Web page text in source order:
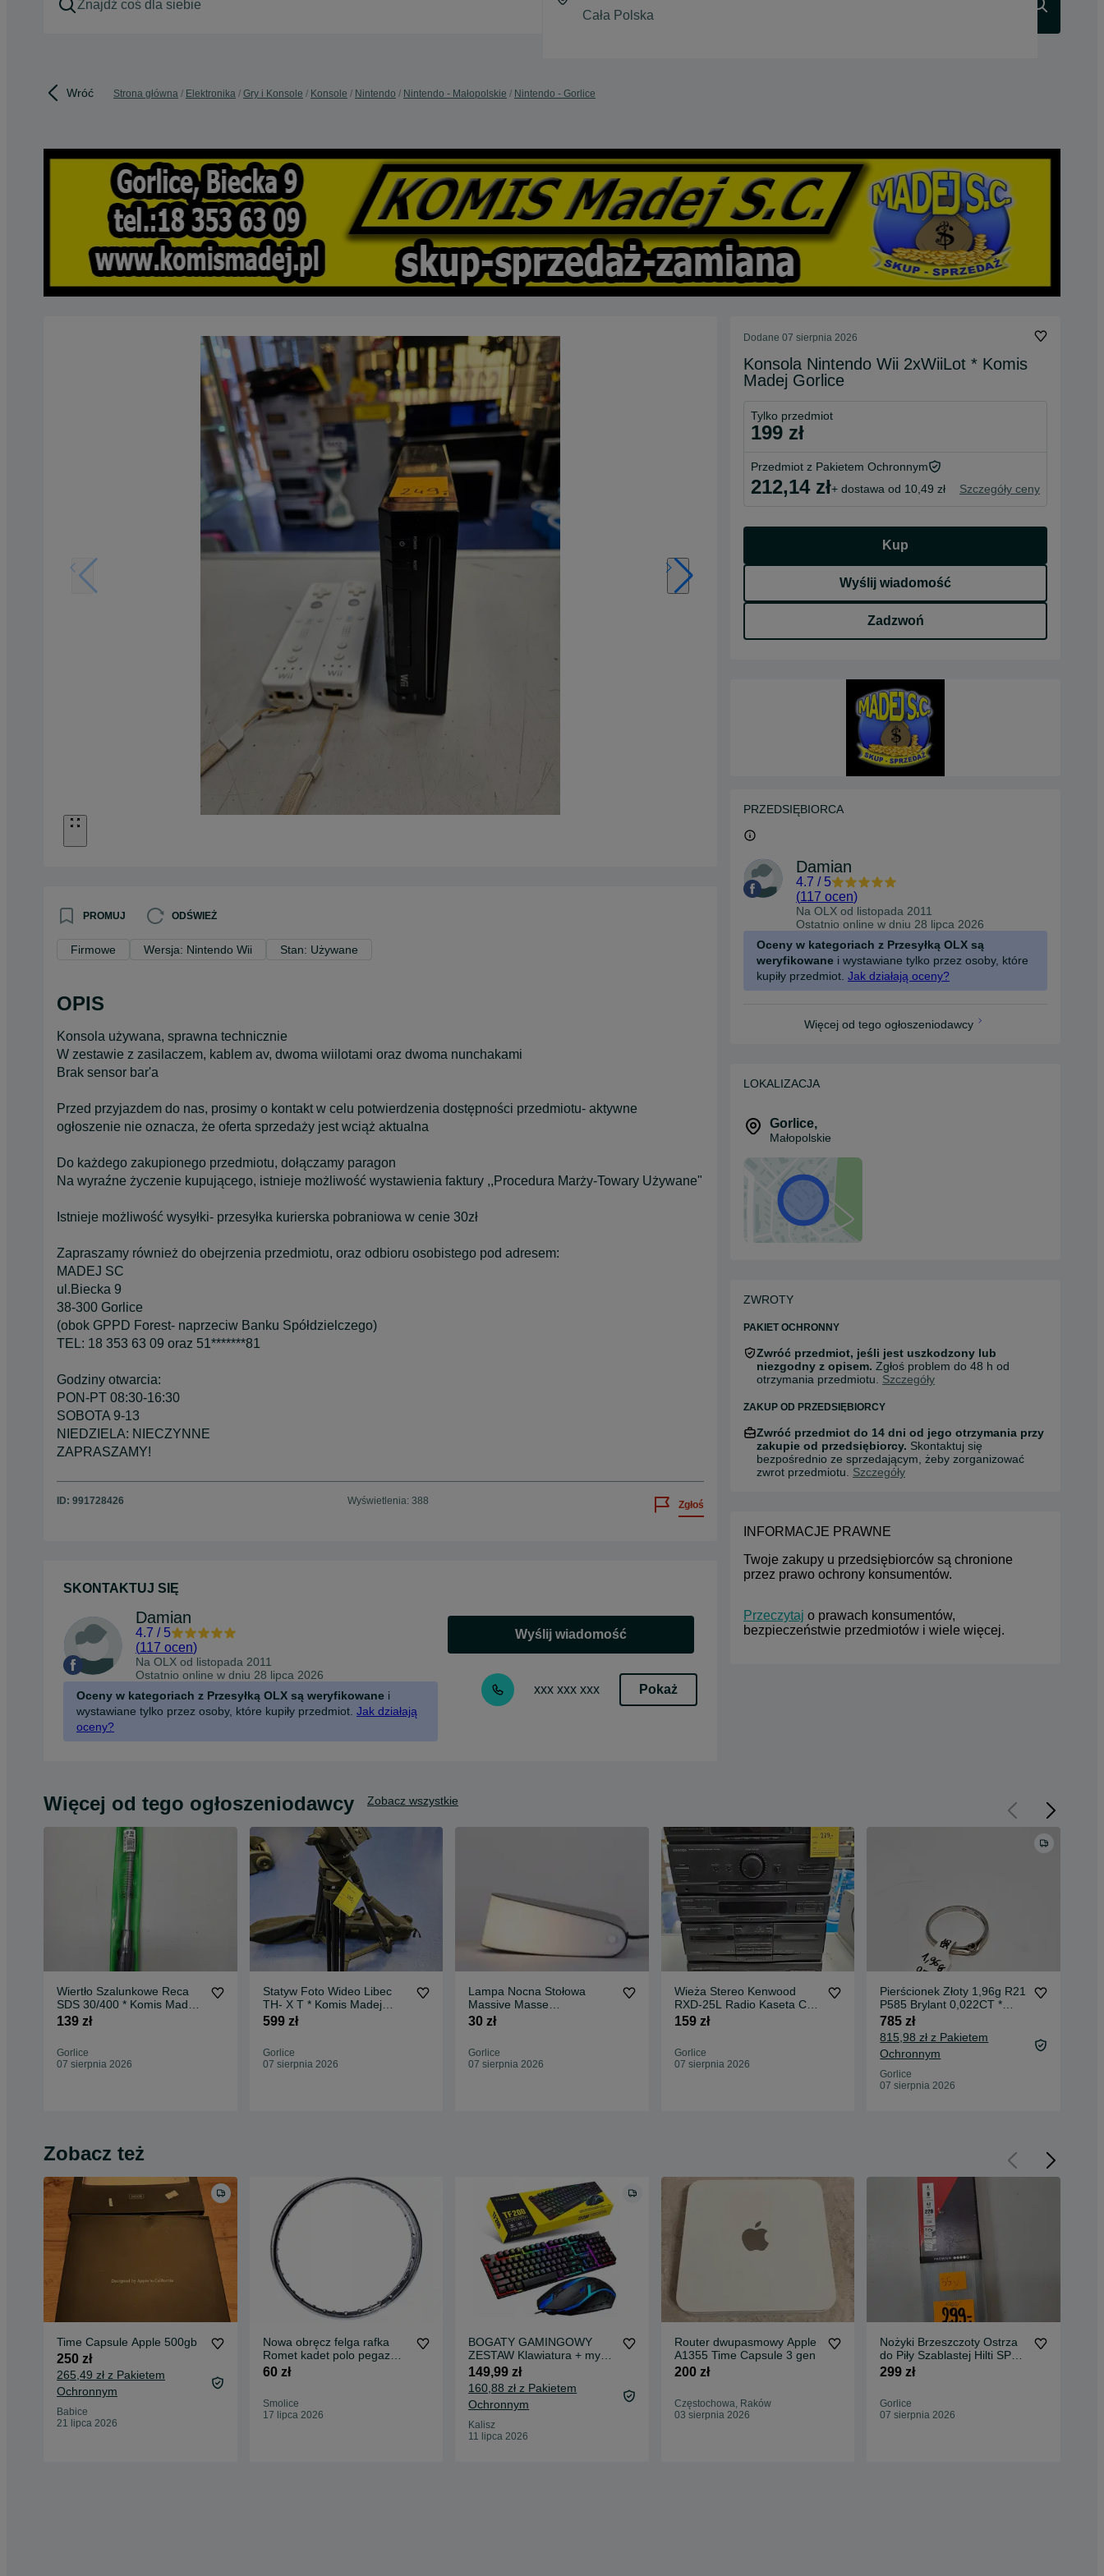
Wróć Strona główna Elektronika Gry i Konsole Konsole Nintendo Nintendo - Małopolskie Nintendo - Gorlice
PROMUJ ODŚWIEŻ
Firmowe Wersja: Nintendo Wii Stan: Używane
OPIS
Konsola używana, sprawna technicznie
W zestawie z zasilaczem, kablem av, dwoma wiilotami oraz dwoma nunchakami
Brak sensor bar'a
Przed przyjazdem do nas, prosimy o kontakt w celu potwierdzenia dostępności przedmiotu- aktywne
ogłoszenie nie oznacza, że oferta sprzedaży jest wciąż aktualna
Do każdego zakupionego przedmiotu, dołączamy paragon
Na wyraźne życzenie kupującego, istnieje możliwość wystawienia faktury ,,Procedura Marży-Towary Używane"
Istnieje możliwość wysyłki- przesyłka kurierska pobraniowa w cenie 30zł
Zapraszamy również do obejrzenia przedmiotu, oraz odbioru osobistego pod adresem:
MADEJ SC
ul.Biecka 9
38-300 Gorlice
(obok GPPD Forest- naprzeciw Banku Spółdzielczego)
TEL: 18 353 63 09 oraz 51*******81
Godziny otwarcia:
PON-PT 08:30-16:30
SOBOTA 9-13
NIEDZIELA: NIECZYNNE
ZAPRASZAMY!
ID: 991728426 Wyświetlenia: 388 Zgłoś
SKONTAKTUJ SIĘ
Damian
4.7 / 5
(117 ocen)
Na OLX od listopada 2011
Ostatnio online w dniu 28 lipca 2026
Oceny w kategoriach z Przesyłką OLX są weryfikowane i
wystawiane tylko przez osoby, które kupiły przedmiot. Jak działają
oceny?
Wyślij wiadomość
xxx xxx xxx Pokaż
Dodane 07 sierpnia 2026
Konsola Nintendo Wii 2xWiiLot * Komis
Madej Gorlice
Tylko przedmiot
199 zł
Przedmiot z Pakietem Ochronnym
212,14 zł+ dostawa od 10,49 zł Szczegóły ceny
Kup
Wyślij wiadomość
Zadzwoń
PRZEDSIĘBIORCA
Damian
4.7 / 5
(117 ocen)
Na OLX od listopada 2011
Ostatnio online w dniu 28 lipca 2026
Oceny w kategoriach z Przesyłką OLX są
weryfikowane i wystawiane tylko przez osoby, które
kupiły przedmiot. Jak działają oceny?
Więcej od tego ogłoszeniodawcy
LOKALIZACJA
Gorlice,
Małopolskie
ZWROTY
PAKIET OCHRONNY
Zwróć przedmiot, jeśli jest uszkodzony lub
niezgodny z opisem. Zgłoś problem do 48 h od
otrzymania przedmiotu. Szczegóły
ZAKUP OD PRZEDSIĘBIORCY
Zwróć przedmiot do 14 dni od jego otrzymania przy
zakupie od przedsiębiorcy. Skontaktuj się
bezpośrednio ze sprzedającym, żeby zorganizować
zwrot przedmiotu. Szczegóły
INFORMACJE PRAWNE
Twoje zakupy u przedsiębiorców są chronione
przez prawo ochrony konsumentów.
Przeczytaj o prawach konsumentów,
bezpieczeństwie przedmiotów i wiele więcej.
Więcej od tego ogłoszeniodawcy Zobacz wszystkie
Wiertło Szalunkowe Reca
SDS 30/400 * Komis Madej
Gorlice
139 zł
Gorlice
07 sierpnia 2026
Statyw Foto Wideo Libec
TH- X T * Komis Madej
Gorlice
599 zł
Gorlice
07 sierpnia 2026
Lampa Nocna Stołowa
Massive Masse
43247/17/10
30 zł
Gorlice
07 sierpnia 2026
Wieża Stereo Kenwood
RXD-25L Radio Kaseta CD
* Komis Madej Gorlice
159 zł
Gorlice
07 sierpnia 2026
Pierścionek Złoty 1,96g R21
P585 Brylant 0,022CT *
Komis Madej Gorlice
785 zł
815,98 zł z Pakietem
Ochronnym
Gorlice
07 sierpnia 2026
Zobacz też
Time Capsule Apple 500gb
250 zł
265,49 zł z Pakietem
Ochronnym
Babice
21 lipca 2026
Nowa obręcz felga rafka
Romet kadet polo pegaz
16" x 1.40
60 zł
Smolice
17 lipca 2026
BOGATY GAMINGOWY
ZESTAW Klawiatura + mysz
gamingowa do gier prezent
149,99 zł
160,88 zł z Pakietem
Ochronnym
Kalisz
11 lipca 2026
Router dwupasmowy Apple
A1355 Time Capsule 3 gen
200 zł
Częstochowa, Raków
03 sierpnia 2026
Nożyki Brzeszczoty Ostrza
do Piły Szablastej Hilti SP
23 6
299 zł
Gorlice
07 sierpnia 2026